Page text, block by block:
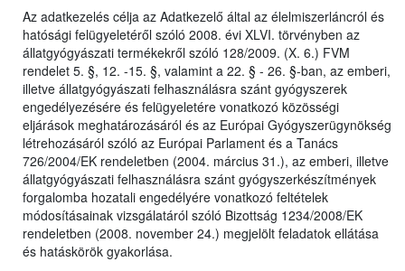
Az adatkezelés célja az Adatkezelő által az élelmiszerláncról és
hatósági felügyeletéről szóló 2008. évi XLVI. törvényben az
állatgyógyászati termékekről szóló 128/2009. (X. 6.) FVM
rendelet 5. §, 12. -15. §, valamint a 22. § - 26. §-ban, az emberi,
illetve állatgyógyászati felhasználásra szánt gyógyszerek
engedélyezésére és felügyeletére vonatkozó közösségi
eljárások meghatározásáról és az Európai Gyógyszerügynökség
létrehozásáról szóló az Európai Parlament és a Tanács
726/2004/EK rendeletben (2004. március 31.), az emberi, illetve
állatgyógyászati felhasználásra szánt gyógyszerkészítmények
forgalomba hozatali engedélyére vonatkozó feltételek
módosításainak vizsgálatáról szóló Bizottság 1234/2008/EK
rendeletben (2008. november 24.) megjelölt feladatok ellátása
és hatáskörök gyakorlása.